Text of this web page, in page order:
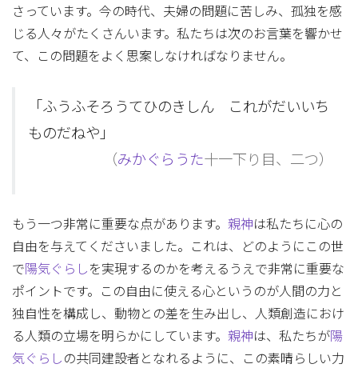
さっています。今の時代、夫婦の問題に苦しみ、孤独を感
じる人々がたくさんいます。私たちは次のお言葉を響かせ
て、この問題をよく思案しなければなりません。
「ふうふそろうてひのきしん これがだいいち
ものだねや」
（みかぐらうた十一下り目、二つ）
もう一つ非常に重要な点があります。 親神は私たちに心の
自由を与えてくださいました。これは、どのようにこの世
で陽気ぐらし を実現するのかを考えるうえで非常に重要な
ポイントです。この自由に使える心というのが人間の力と
独自性を構成し、動物との差を生み出し、人類創造におけ
る人類の立場を明らかにしています。 親神は、私たちが陽
気ぐらし の共同建設者となれるように、この素晴らしい力